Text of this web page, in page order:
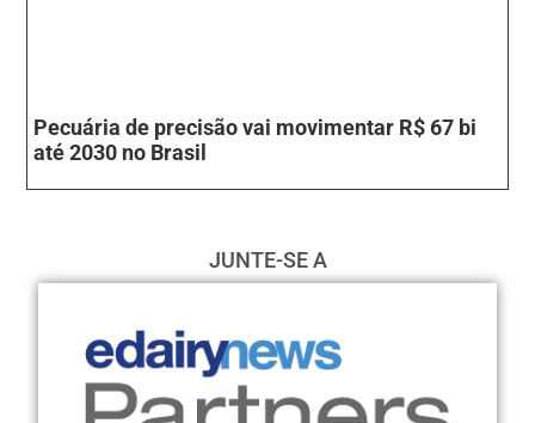
Pecuária de precisão vai movimentar R$ 67 bi
até 2030 no Brasil
JUNTE-SE A